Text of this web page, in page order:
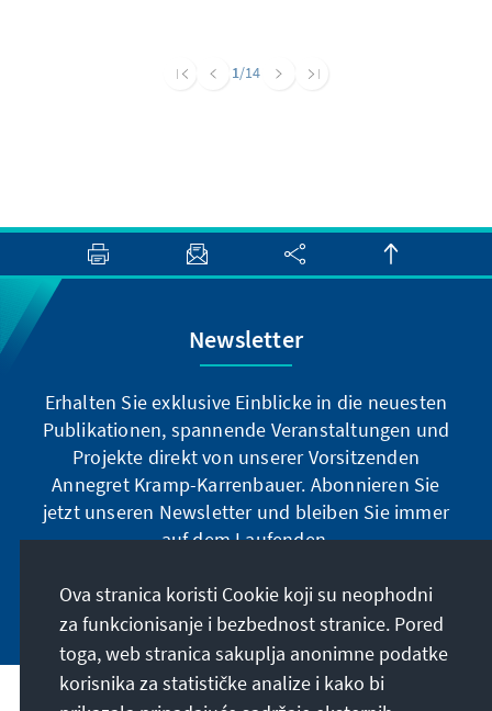
1/14
Newsletter
Erhalten Sie exklusive Einblicke in die neuesten
Publikationen, spannende Veranstaltungen und
Projekte direkt von unserer Vorsitzenden
Annegret Kramp-Karrenbauer. Abonnieren Sie
jetzt unseren Newsletter und bleiben Sie immer
auf dem Laufenden.
Jetzt abonnieren
Ova stranica koristi Cookie koji su neophodni
za funkcionisanje i bezbednost stranice. Pored
toga, web stranica sakuplja anonimne podatke
korisnika za statističke analize i kako bi